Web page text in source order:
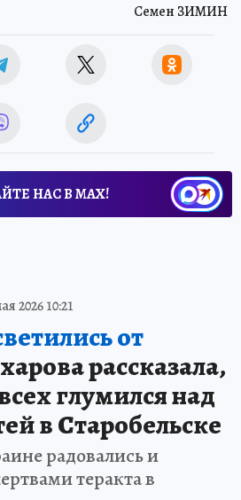
Семен ЗИМИН
НАС В МАХ!
2026 10:21
от
рассказала,
глумился над
в Старобельске
радовались и
теракта в